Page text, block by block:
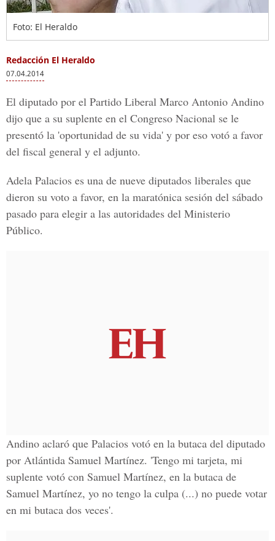
Foto: El Heraldo
Redacción El Heraldo
07.04.2014
El diputado por el Partido Liberal Marco Antonio Andino
dijo que a su suplente en el Congreso Nacional se le
presentó la 'oportunidad de su vida' y por eso votó a favor
del fiscal general y el adjunto.
Adela Palacios es una de nueve diputados liberales que
dieron su voto a favor, en la maratónica sesión del sábado
pasado para elegir a las autoridades del Ministerio
Público.
Andino aclaró que Palacios votó en la butaca del diputado
por Atlántida Samuel Martínez. 'Tengo mi tarjeta, mi
suplente votó con Samuel Martínez, en la butaca de
Samuel Martínez, yo no tengo la culpa (...) no puede votar
en mi butaca dos veces'.